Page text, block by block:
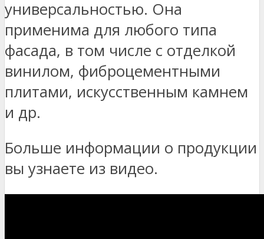
универсальностью. Она
применима для любого типа
фасада, в том числе с отделкой
винилом, фиброцементными
плитами, искусственным камнем
и др.
Больше информации о продукции
вы узнаете из видео.